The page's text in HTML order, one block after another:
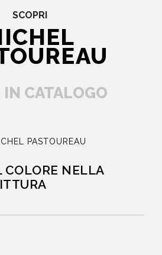
SCOPRI
CATALOGO
PASTOUREAU
COLORE NELLA